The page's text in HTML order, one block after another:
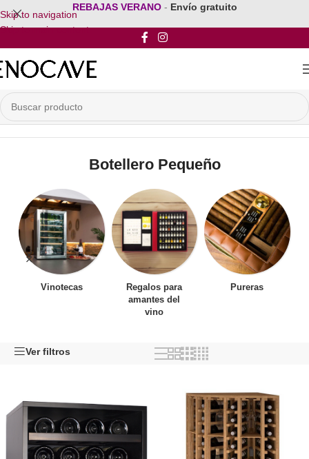
Skip to navigation
Skip to main content
REBAJAS VERANO - Envío gratuito
Inicio/Por Tipo de Botellero/Botellero Pequeño
Botellero Pequeño
Vinotecas
Regalos para
amantes del
vino
Pureras
Ver filtros